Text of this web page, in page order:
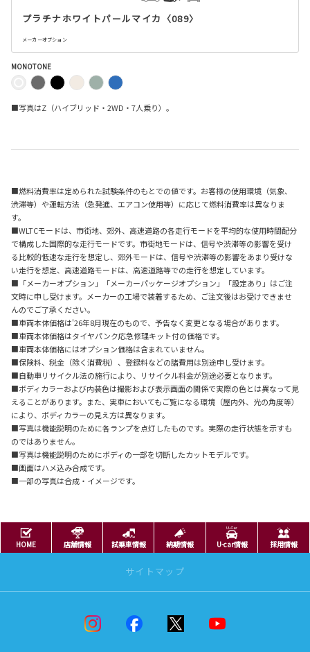
プラチナホワイトパールマイカ〈089〉
メーカーオプション
MONOTONE
■写真はZ（ハイブリッド・2WD・7人乗り）。
■燃料消費率は定められた試験条件のもとでの値です。お客様の使用環境（気象、
渋滞等）や運転方法（急発進、エアコン使用等）に応じて燃料消費率は異なりま
す。
■WLTCモードは、市街地、郊外、高速道路の各走行モードを平均的な使用時間配分
で構成した国際的な走行モードです。市街地モードは、信号や渋滞等の影響を受け
る比較的低速な走行を想定し、郊外モードは、信号や渋滞等の影響をあまり受けな
い走行を想定、高速道路モードは、高速道路等での走行を想定しています。
■「メーカーオプション」「メーカーパッケージオプション」「設定あり」はご注
文時に申し受けます。メーカーの工場で装着するため、ご注文後はお受けできませ
んのでご了承ください。
■車両本体価格は'26年8月現在のもので、予告なく変更となる場合があります。
■車両本体価格はタイヤパンク応急修理キット付の価格です。
■車両本体価格にはオプション価格は含まれていません。
■保険料、税金（除く消費税）、登録料などの諸費用は別途申し受けます。
■自動車リサイクル法の施行により、リサイクル料金が別途必要となります。
■ボディカラーおよび内装色は撮影および表示画面の関係で実際の色とは異なって見
えることがあります。また、実車においてもご覧になる環境（屋内外、光の角度等）
により、ボディカラーの見え方は異なります。
■写真は機能説明のために各ランプを点灯したものです。実際の走行状態を示すも
のではありません。
■写真は機能説明のためにボディの一部を切断したカットモデルです。
■画面はハメ込み合成です。
■一部の写真は合成・イメージです。
HOME 店舗情報 試乗車情報 納期情報 U-car情報 採用情報
サイトマップ